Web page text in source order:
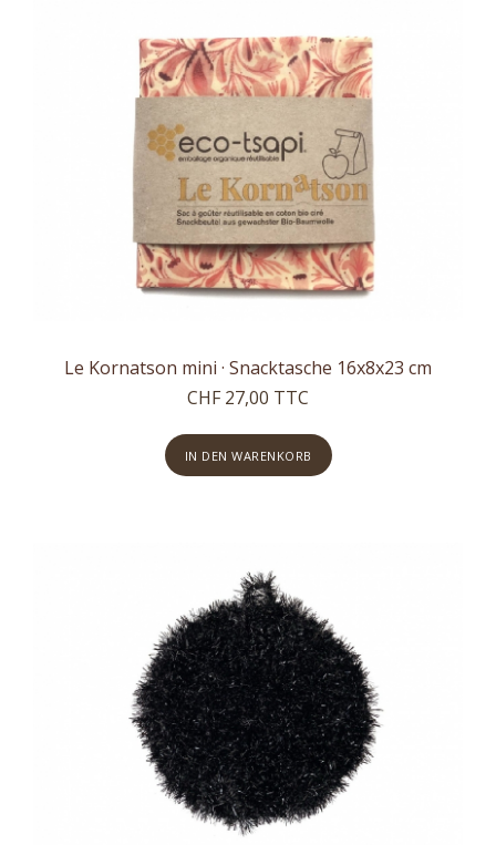
Le Kornatson mini · Snacktasche 16x8x23 cm
CHF 27,00 TTC
IN DEN WARENKORB